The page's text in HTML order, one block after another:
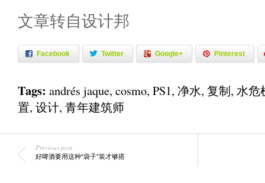
文章转自设计邦
Facebook Twitter Google+ Pinterest
Tags: andrés jaque, cosmo, PS1, 净水, 复制, 水危
置, 设计, 青年建筑师
Previous post
好啤酒要用这种“袋子”装才够搭